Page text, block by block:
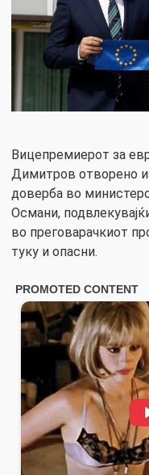
Вицепремиерот за
Димитров отворено
доверба во
Османи,
во преговарачкиот
туку и опасни.